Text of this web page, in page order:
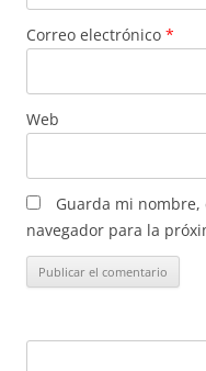
Correo electrónico *
Web
Guarda mi nombre,
navegador para la